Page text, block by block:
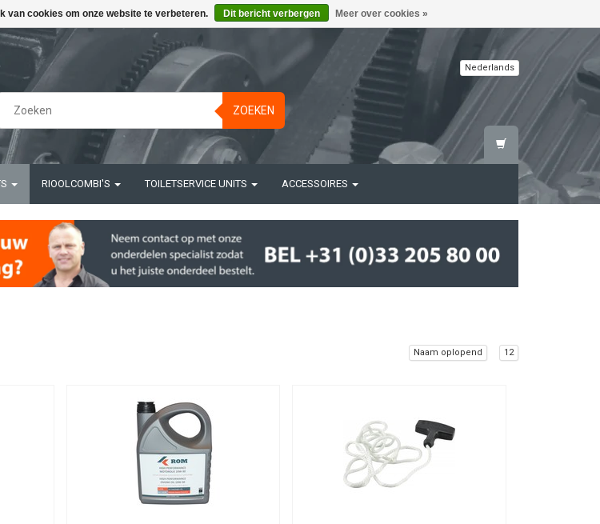
ZOEKEN
Nederlands
RIOOLCOMBI'S TOILETSERVICE UNITS ACCESSOIRES
Naam oplopend 12
van cookies om onze website te verbeteren. Dit bericht verbergen Meer over cookies »